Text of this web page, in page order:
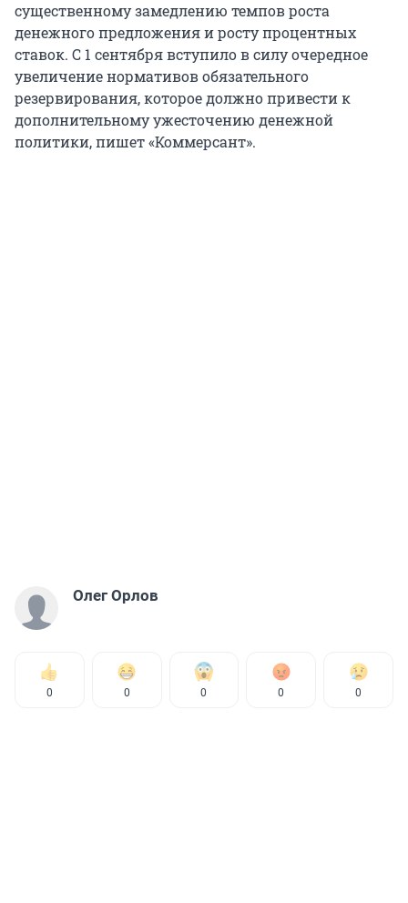
существенному замедлению темпов роста
денежного предложения и росту процентных
ставок. С 1 сентября вступило в силу очередное
увеличение нормативов обязательного
резервирования, которое должно привести к
дополнительному ужесточению денежной
политики, пишет «Коммерсант».
Олег Орлов
0 0 0 0 0